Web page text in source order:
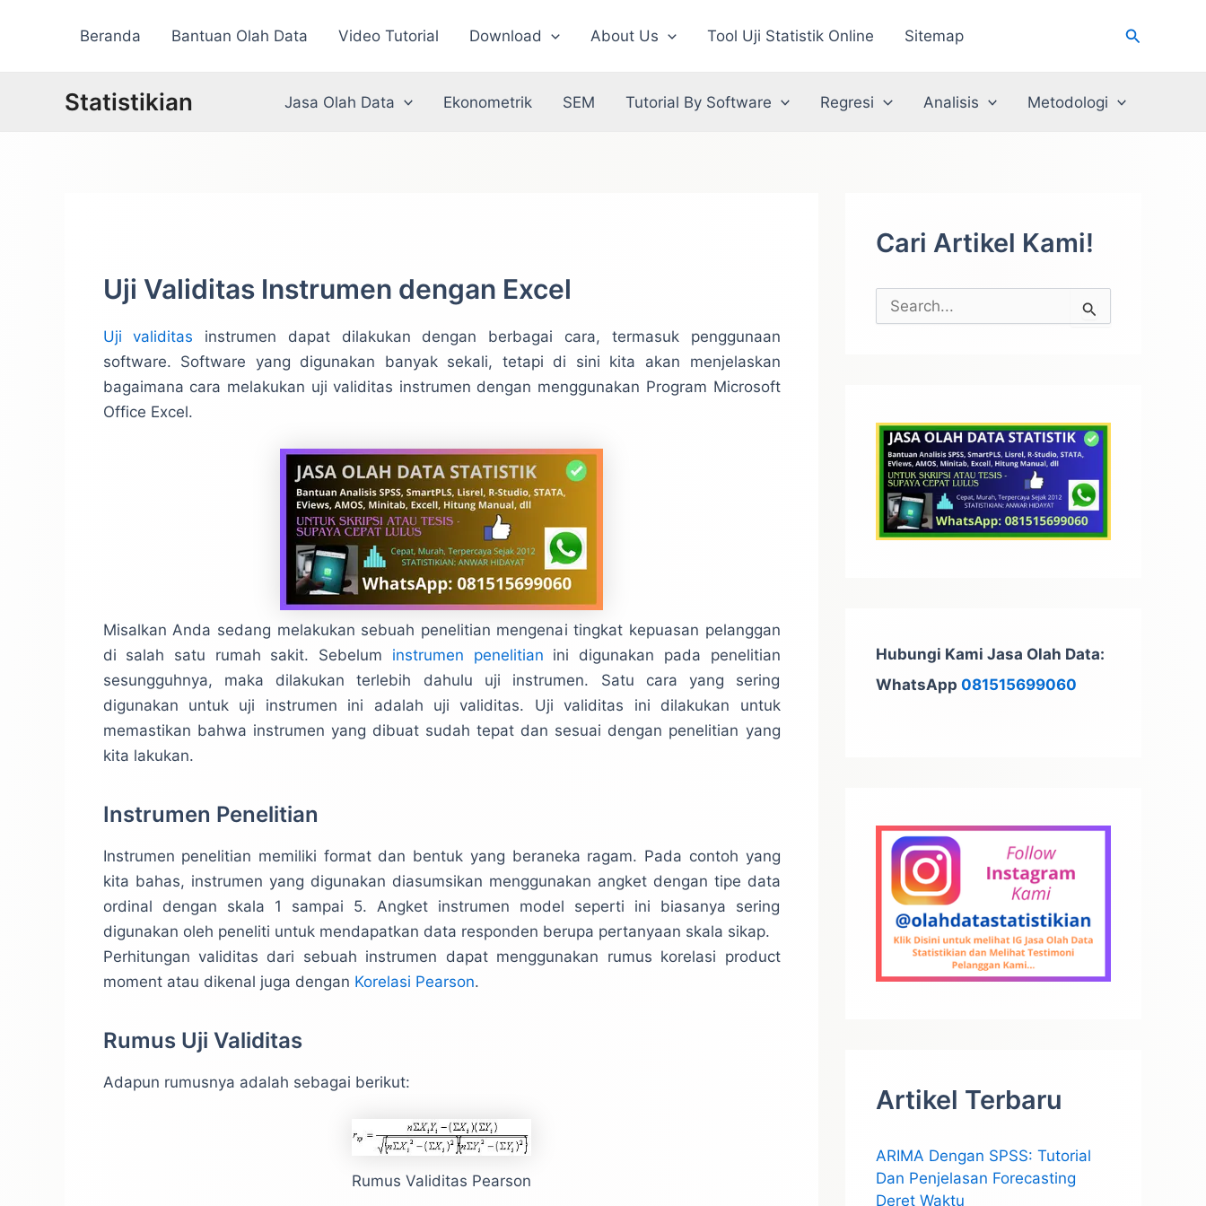
Beranda Bantuan Olah Data Video Tutorial Download About Us Tool Uji Statistik Online Sitemap Cari
Statistikian Jasa Olah Data Ekonometrik SEM Tutorial By Software Regresi Analisis Metodologi
Uji Validitas Instrumen dengan Excel
Uji validitas instrumen dapat dilakukan dengan berbagai cara, termasuk penggunaan
software. Software yang digunakan banyak sekali, tetapi di sini kita akan menjelaskan
bagaimana cara melakukan uji validitas instrumen dengan menggunakan Program Microsoft
Office Excel.
Misalkan Anda sedang melakukan sebuah penelitian mengenai tingkat kepuasan pelanggan
di salah satu rumah sakit. Sebelum instrumen penelitian ini digunakan pada penelitian
sesungguhnya, maka dilakukan terlebih dahulu uji instrumen. Satu cara yang sering
digunakan untuk uji instrumen ini adalah uji validitas. Uji validitas ini dilakukan untuk
memastikan bahwa instrumen yang dibuat sudah tepat dan sesuai dengan penelitian yang
kita lakukan.
Instrumen Penelitian
Instrumen penelitian memiliki format dan bentuk yang beraneka ragam. Pada contoh yang
kita bahas, instrumen yang digunakan diasumsikan menggunakan angket dengan tipe data
ordinal dengan skala 1 sampai 5. Angket instrumen model seperti ini biasanya sering
digunakan oleh peneliti untuk mendapatkan data responden berupa pertanyaan skala sikap.
Perhitungan validitas dari sebuah instrumen dapat menggunakan rumus korelasi product
moment atau dikenal juga dengan Korelasi Pearson.
Rumus Uji Validitas
Adapun rumusnya adalah sebagai berikut:
Rumus Validitas Pearson
Cari Artikel Kami!
u
Hubungi Kami Jasa Olah Data:
WhatsApp 081515699060
Artikel Terbaru
ARIMA Dengan SPSS: Tutorial
Dan Penjelasan Forecasting
Deret Waktu